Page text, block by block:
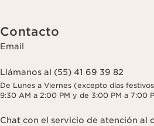
Contacto
Email
Llámanos al (55) 41 69 39 82
De Lunes a Viernes (excepto días
9:30 AM a 2:00 PM y de 3:00 PM a 7:00
Chat con el servicio de atención al